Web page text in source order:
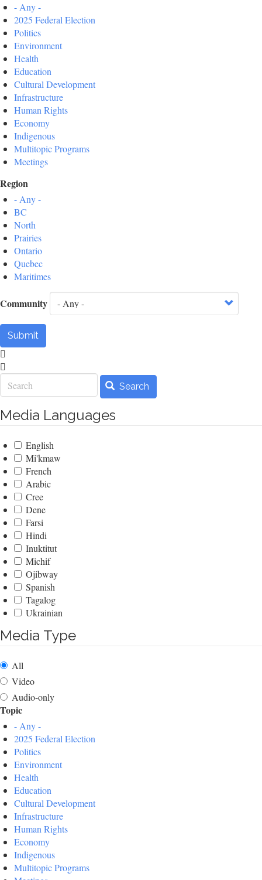
- Any -
2025 Federal Election
Politics
Environment
Health
Education
Cultural Development
Infrastructure
Human Rights
Economy
Indigenous
Multitopic Programs
Meetings
Region
- Any -
BC
North
Prairies
Ontario
Quebec
Maritimes
Community
Submit
Search
Search
Media Languages
English
Mi'kmaw
French
Arabic
Cree
Dene
Farsi
Hindi
Inuktitut
Michif
Ojibway
Spanish
Tagalog
Ukrainian
Media Type
All
Video
Audio-only
Topic
- Any -
2025 Federal Election
Politics
Environment
Health
Education
Cultural Development
Infrastructure
Human Rights
Economy
Indigenous
Multitopic Programs